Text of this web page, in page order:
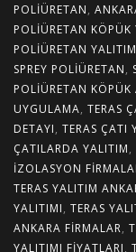
POLIÜRETAN,
POLIÜRETAN KÖPÜK
POLIÜRETAN
SPREY POLIÜRETAN,
POLIÜRETAN KÖPÜK
UYGULAMA, TERAS
DETAYI, TERAS ÇATI
ÇATILARDA YALITIM,
IZOLASYON
TERAS YALITIM
YALITIMI, TERAS
ANKARA FIRMALAR,
YALITIMI FIYATLARI,